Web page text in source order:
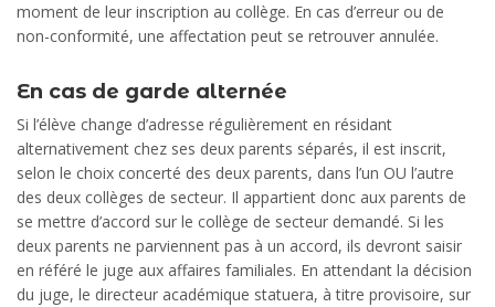
moment de leur inscription au collège. En cas d’erreur ou de
non-conformité, une affectation peut se retrouver annulée.
En cas de garde alternée
Si l’élève change d’adresse régulièrement en résidant
alternativement chez ses deux parents séparés, il est inscrit,
selon le choix concerté des deux parents, dans l’un OU l’autre
des deux collèges de secteur. Il appartient donc aux parents de
se mettre d’accord sur le collège de secteur demandé. Si les
deux parents ne parviennent pas à un accord, ils devront saisir
en référé le juge aux affaires familiales. En attendant la décision
du juge, le directeur académique statuera, à titre provisoire, sur